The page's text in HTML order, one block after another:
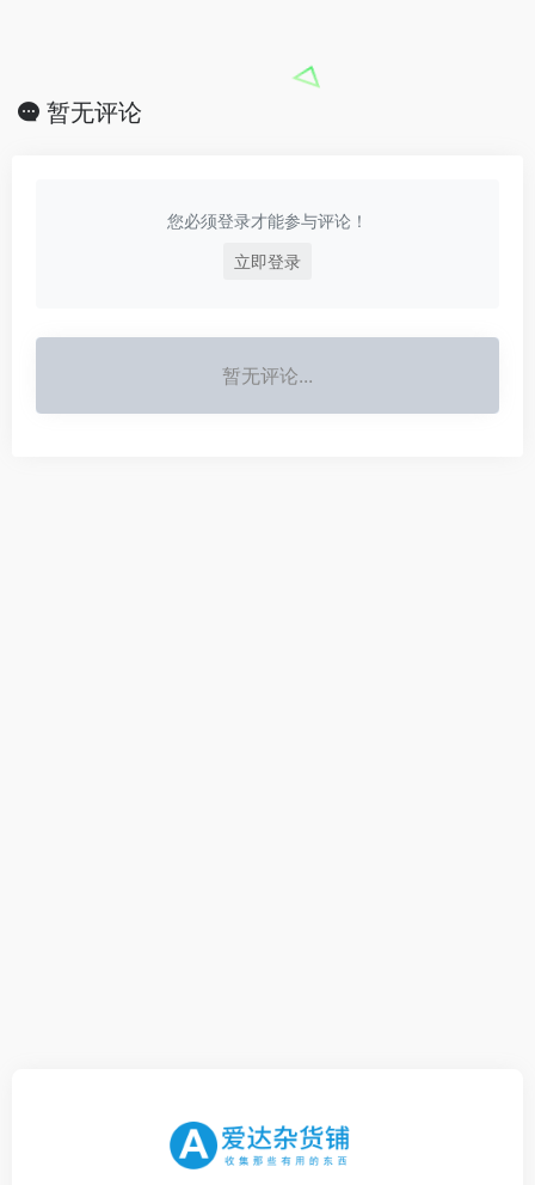
暂无评论
您必须登录才能参与评论！
立即登录
暂无评论...